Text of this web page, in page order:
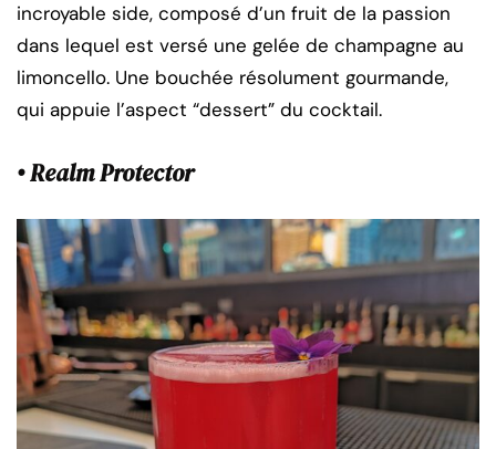
incroyable side, composé d’un fruit de la passion
dans lequel est versé une gelée de champagne au
limoncello. Une bouchée résolument gourmande,
qui appuie l’aspect “dessert” du cocktail.
• Realm Protector